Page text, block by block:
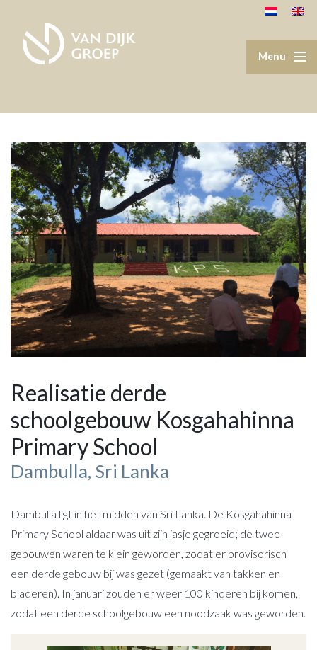
Realisatie derde
schoolgebouw Kosgahahinna
Primary School
Dambulla, Sri Lanka
Dambulla ligt in het midden van Sri Lanka. De Kosgahahinna
Primary School aldaar was uit zijn jasje gegroeid; de twee
gebouwen waren te klein geworden, zodat er provisorisch
een derde gebouw bij was gezet (gemaakt van takken en
bladeren). In januari zouden er weer 100 kinderen bij komen,
zodat een derde schoolgebouw een noodzaak was geworden.